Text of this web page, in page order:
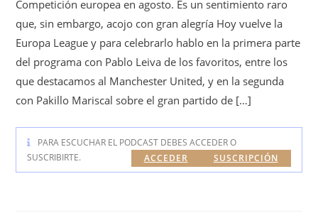
Competición europea en agosto. Es un sentimiento raro
que, sin embargo, acojo con gran alegría Hoy vuelve la
Europa League y para celebrarlo hablo en la primera parte
del programa con Pablo Leiva de los favoritos, entre los
que destacamos al Manchester United, y en la segunda
con Pakillo Mariscal sobre el gran partido de […]
PARA ESCUCHAR EL PODCAST DEBES ACCEDER O
SUSCRIBIRTE.
SUSCRIPCIÓN
ACCEDER